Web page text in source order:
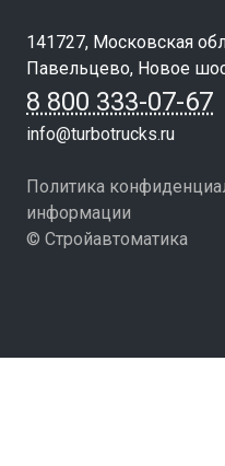
141727, Московская
Павельцево, Новое
8 800 333-07-67
info@turbotrucks.ru
Политика
информации
© Стройавтоматика